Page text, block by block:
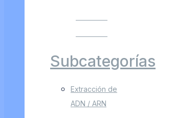
Subcategorías
Extracción de
ADN / ARN